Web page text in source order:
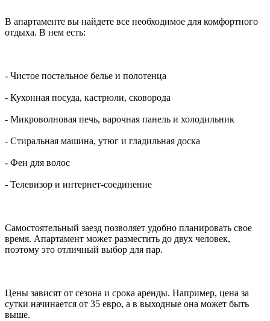
В апартаменте вы найдете все необходимое для комфортного
отдыха. В нем есть:
- Чистое постельное белье и полотенца
- Кухонная посуда, кастрюли, сковорода
- Микроволновая печь, варочная панель и холодильник
- Стиральная машина, утюг и гладильная доска
- Фен для волос
- Телевизор и интернет-соединение
Самостоятельный заезд позволяет удобно планировать свое
время. Апартамент может разместить до двух человек,
поэтому это отличный выбор для пар.
Цены зависят от сезона и срока аренды. Например, цена за
сутки начинается от 35 евро, а в выходные она может быть
выше.